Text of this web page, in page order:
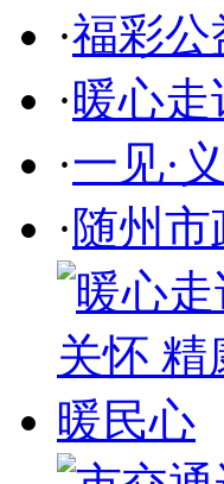
·福彩公
·暖心
·一见·
·随州